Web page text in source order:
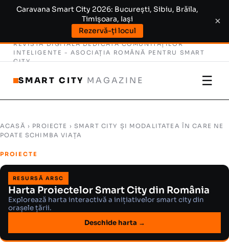
Caravana Smart City 2026: București, Sibiu, Brăila,
Timișoara, Iași
Rezervă-ți locul
×
REVISTĂ DIGITALĂ DEDICATĂ COMUNITĂȚILOR
INTELIGENTE - ASOCIAȚIA ROMÂNĂ PENTRU SMART
CITY
SMART CITY MAGAZINE ☰
ACASĂ › PROIECTE › SMART CITY ȘI MODALITATEA ÎN CARE NE
POATE SCHIMBA VIAȚA
PROIECTE
RESURSĂ ARSC
Harta Proiectelor Smart City din România
Explorează harta interactivă a inițiativelor smart city din
orașele țării.
Deschide harta →